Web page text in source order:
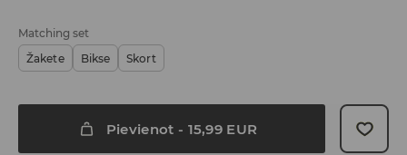
Matching set
Žakete
Bikse Skort
Pievienot - 15,99 EUR